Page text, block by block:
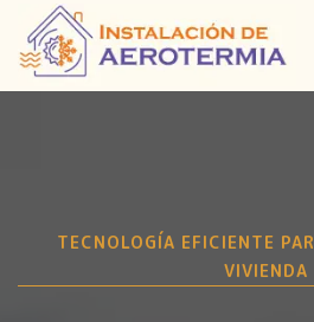
TECNOLOGÍA EFICIENTE
VIVIENDA